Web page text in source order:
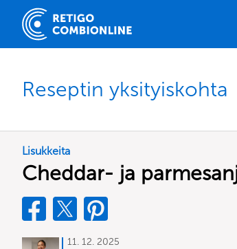
Reseptin yksityiskohta
Lisukkeita
Cheddar- ja
11. 12. 2025